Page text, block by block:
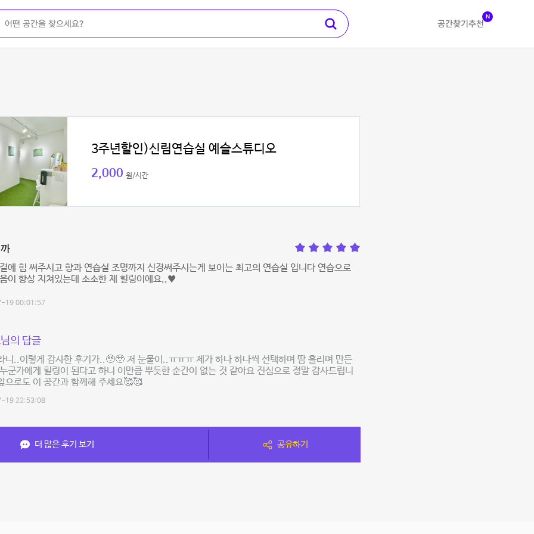
공간찾기 추천
N
3주년할인)신림연습실 예슬스튜디오
2,000 원/시간
에 힘 써주시고 향과 연습실 조명까지 신경써주시는게 보이는 최고의 연습실 입니다 연습으로
이 항상 지쳐있는데 소소한 제 힐링이에요,,♥️
19 00:01:57
의 답글
니..이렇게 감사한 후기가..🥹🥹 저 눈물이..ㅠㅠㅠ 제가 하나 하나씩 선택하며 땀 흘리며 만든
군가에게 힐링이 된다고 하니 이만큼 뿌듯한 순간이 없는 것 같아요 진심으로 정말 감사드립니
로도 이 공간과 함께해 주세요🥰🥰
19 22:53:08
더 많은 후기 보기 공유하기